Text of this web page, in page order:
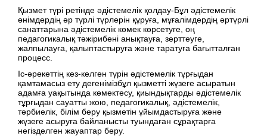
Қызмет түрі ретінде әдістемелік қолдау-Бұл әдістемелік
өнімдердің әр түрлі түрлерін құруға, мұғалімдердің әртүрлі
санаттарына әдістемелік көмек көрсетуге, оң
педагогикалық тәжірибені анықтауға, зерттеуге,
жалпылауға, қалыптастыруға және таратуға бағытталған
процесс.
Іс-әрекеттің кез-келген түрін әдістемелік тұрғыдан
қамтамасыз ету дегенімізбұл қызметті жүзеге асыратын
адамға уақытында көмектесу, қиындықтарды әдістемелік
тұрғыдан сауатты жою, педагогикалық, әдістемелік,
тәрбиелік, білім беру қызметін ұйымдастыруға және
жүзеге асыруға байланысты туындаған сұрақтарға
негізделген жауаптар беру.